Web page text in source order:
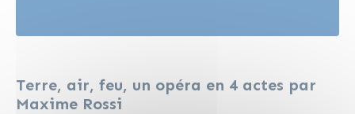
Terre, air, feu, un opéra en 4 actes par
Maxime Rossi